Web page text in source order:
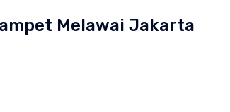
Melawai Jakarta